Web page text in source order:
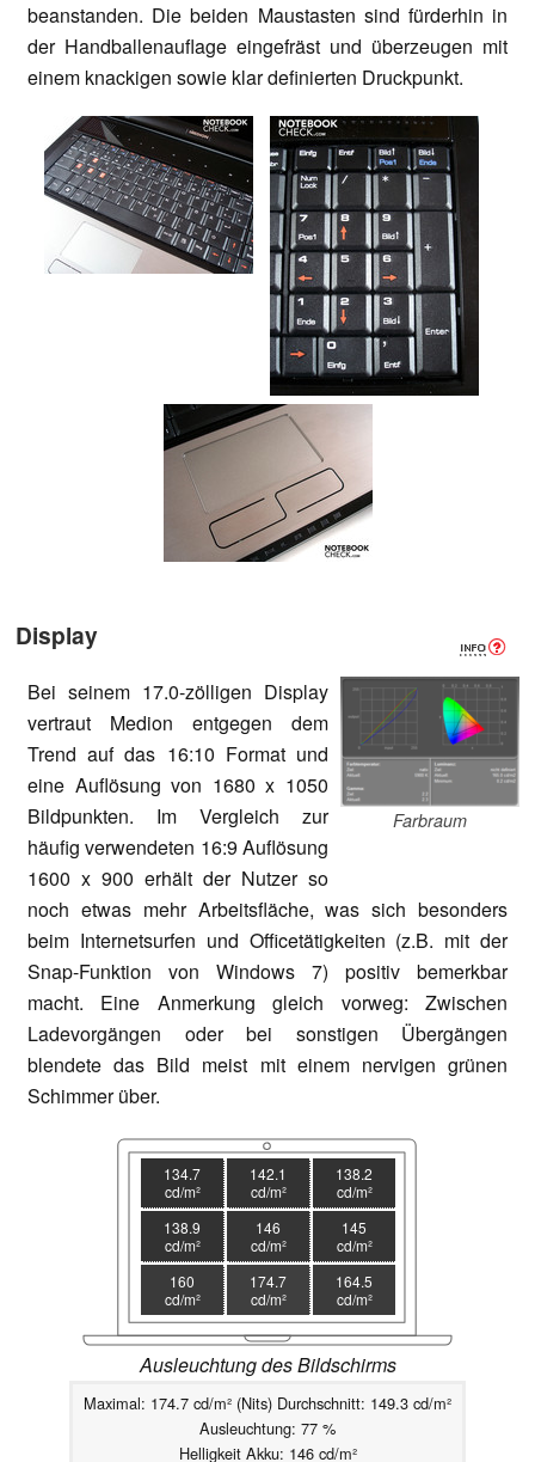
beanstanden. Die beiden Maustasten sind fürderhin in
der Handballenauflage eingefräst und überzeugen mit
einem knackigen sowie klar definierten Druckpunkt.
Display
Farbraum
Bei seinem 17.0-zölligen Display
vertraut Medion entgegen dem
Trend auf das 16:10 Format und
eine Auflösung von 1680 x 1050
Bildpunkten. Im Vergleich zur
häufig verwendeten 16:9 Auflösung
1600 x 900 erhält der Nutzer so
noch etwas mehr Arbeitsfläche, was sich besonders
beim Internetsurfen und Officetätigkeiten (z.B. mit der
Snap-Funktion von Windows 7) positiv bemerkbar
macht. Eine Anmerkung gleich vorweg: Zwischen
Ladevorgängen oder bei sonstigen Übergängen
blendete das Bild meist mit einem nervigen grünen
Schimmer über.
134.7
cd/m²
142.1
cd/m²
138.2
cd/m²
138.9
cd/m²
146
cd/m²
145
cd/m²
160
cd/m²
174.7
cd/m²
164.5
cd/m²
Ausleuchtung des Bildschirms
Maximal: 174.7 cd/m² (Nits) Durchschnitt: 149.3 cd/m²
Ausleuchtung: 77 %
Helligkeit Akku: 146 cd/m²